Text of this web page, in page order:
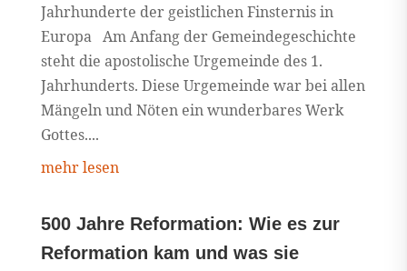
Jahrhunderte der geistlichen Finsternis in
Europa Am Anfang der Gemeindegeschichte
steht die apostolische Urgemeinde des 1.
Jahrhunderts. Diese Urgemeinde war bei allen
Mängeln und Nöten ein wunderbares Werk
Gottes....
mehr lesen
500 Jahre Reformation: Wie es zur
Reformation kam und was sie